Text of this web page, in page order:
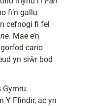
fi’n gallu
cefnogi fi fel
. Mae e’n
cario
yn siŵr bod
Gymru.
Y Ffindir, ac yn